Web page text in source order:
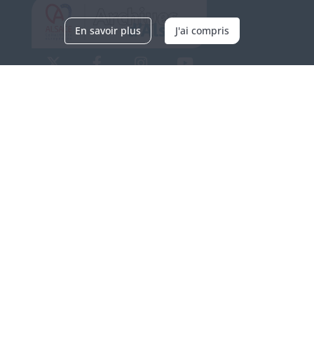
En savoir plus J'ai compris